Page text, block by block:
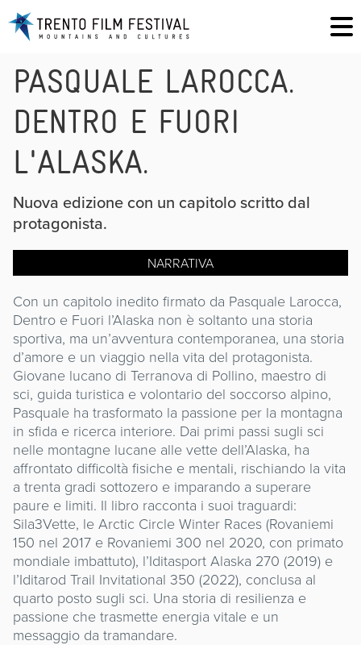
PASQUALE LAROCCA.
DENTRO E FUORI
L'ALASKA.
Nuova edizione con un capitolo scritto dal
protagonista.
NARRATIVA
Con un capitolo inedito firmato da Pasquale Larocca,
Dentro e Fuori l’Alaska non è soltanto una storia
sportiva, ma un’avventura contemporanea, una storia
d’amore e un viaggio nella vita del protagonista.
Giovane lucano di Terranova di Pollino, maestro di
sci, guida turistica e volontario del soccorso alpino,
Pasquale ha trasformato la passione per la montagna
in sfida e ricerca interiore. Dai primi passi sugli sci
nelle montagne lucane alle vette dell’Alaska, ha
affrontato difficoltà fisiche e mentali, rischiando la vita
a trenta gradi sottozero e imparando a superare
paure e limiti. Il libro racconta i suoi traguardi:
Sila3Vette, le Arctic Circle Winter Races (Rovaniemi
150 nel 2017 e Rovaniemi 300 nel 2020, con primato
mondiale imbattuto), l’Iditasport Alaska 270 (2019) e
l’Iditarod Trail Invitational 350 (2022), conclusa al
quarto posto sugli sci. Una storia di resilienza e
passione che trasmette energia vitale e un
messaggio da tramandare.